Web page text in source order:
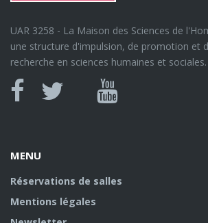
UAR 3258 - La Maison des Sciences de
une structure d'impulsion, de promotion et
recherche en sciences humaines et sociales.
Canal
MENU
Réservations de salles
Mentions légales